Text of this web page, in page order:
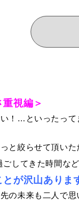
視編＞
！…といったっ
と絞らせて頂い
してきた時間など
が沢山ありま
の未来も二人で